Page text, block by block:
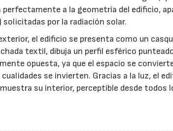
perfectamente a la geometría del edificio,
por la radiación solar.
el edificio se presenta como un
textil, dibuja un perfil esférico
opuesta, ya que el espacio se
se invierten. Gracias a la luz, el
su interior, perceptible desde todos